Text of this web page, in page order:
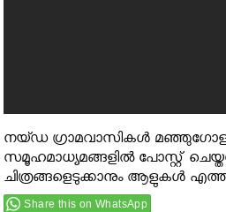
നയ്ഡ ഗ്രാമവാസികള്‍
സമൂഹമാധ്യമങ്ങളില്‍ പോസ്റ്റ്
ചിത്രങ്ങളെടുക്കാനും ആളുകള്‍
Share this on WhatsApp